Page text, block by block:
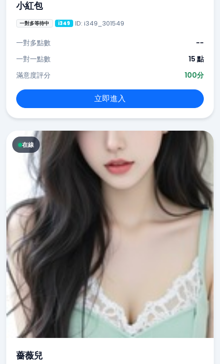
小紅包
一對多等待中 i349 ID: i349_301549
一對多點數
--
一對一點數
15 點
滿意度評分
100分
立即進入
在線
薔薇兒